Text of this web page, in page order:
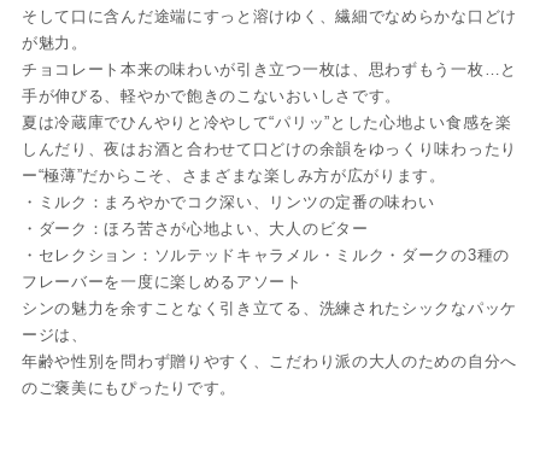
そして口に含んだ途端にすっと溶けゆく、繊細でなめらかな口どけ
が魅力。
チョコレート本来の味わいが引き立つ一枚は、思わずもう一枚…と
手が伸びる、軽やかで飽きのこないおいしさです。
夏は冷蔵庫でひんやりと冷やして“パリッ”とした心地よい食感を楽
しんだり、夜はお酒と合わせて口どけの余韻をゆっくり味わったり
ー“極薄”だからこそ、さまざまな楽しみ方が広がります。
・ミルク：まろやかでコク深い、リンツの定番の味わい
・ダーク：ほろ苦さが心地よい、大人のビター
・セレクション：ソルテッドキャラメル・ミルク・ダークの3種の
フレーバーを一度に楽しめるアソート
シンの魅力を余すことなく引き立てる、洗練されたシックなパッケ
ージは、
年齢や性別を問わず贈りやすく、こだわり派の大人のための自分へ
のご褒美にもぴったりです。